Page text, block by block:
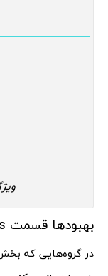
بهبودها قسمت Topics